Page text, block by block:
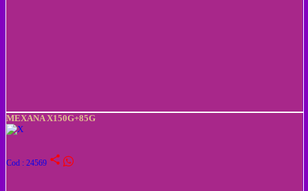
MEXANA X150G+85G
Cod : 24569 share